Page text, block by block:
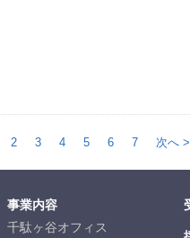
2 3 4 5 6 7 次へ
事業内容
千駄ヶ谷オフィス